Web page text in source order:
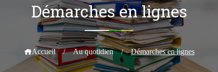
Démarches en lignes
Accueil / Au quotidien / Démarches en lignes